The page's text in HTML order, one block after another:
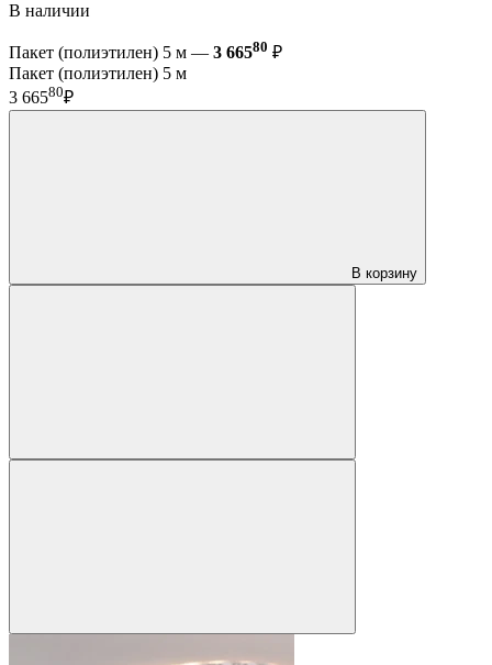
В наличии
Пакет (полиэтилен) 5 м — 3 66580 ₽
Пакет (полиэтилен) 5 м
3 66580₽
В корзину